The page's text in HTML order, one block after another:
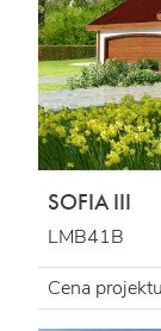
SOFIA III
LMB41B
Cena